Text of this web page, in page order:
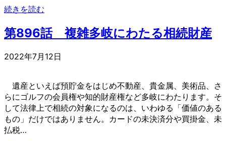
続きを読む
第896話 複雑多岐にわたる相続財産
2022年7月12日
遺産といえば預貯金をはじめ不動産、貴金属、美術品、さ
らにゴルフの会員権や知的財産権など多岐にわたります。そ
して法律上で相続の対象になるのは、いわゆる「価値のある
もの」だけではありません。カードの未決済分や買掛金、未
払税…